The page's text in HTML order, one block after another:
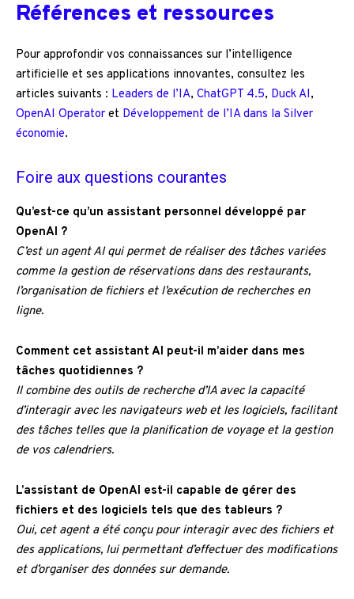
Références et ressources
Pour approfondir vos connaissances sur l’intelligence
artificielle et ses applications innovantes, consultez les
articles suivants : Leaders de l’IA, ChatGPT 4.5, Duck AI,
OpenAI Operator et Développement de l’IA dans la Silver
économie.
Foire aux questions courantes
Qu’est-ce qu’un assistant personnel développé par
OpenAI ?
C’est un agent AI qui permet de réaliser des tâches variées
comme la gestion de réservations dans des restaurants,
l’organisation de fichiers et l’exécution de recherches en
ligne.
Comment cet assistant AI peut-il m’aider dans mes
tâches quotidiennes ?
Il combine des outils de recherche d’IA avec la capacité
d’interagir avec les navigateurs web et les logiciels, facilitant
des tâches telles que la planification de voyage et la gestion
de vos calendriers.
L’assistant de OpenAI est-il capable de gérer des
fichiers et des logiciels tels que des tableurs ?
Oui, cet agent a été conçu pour interagir avec des fichiers et
des applications, lui permettant d’effectuer des modifications
et d’organiser des données sur demande.